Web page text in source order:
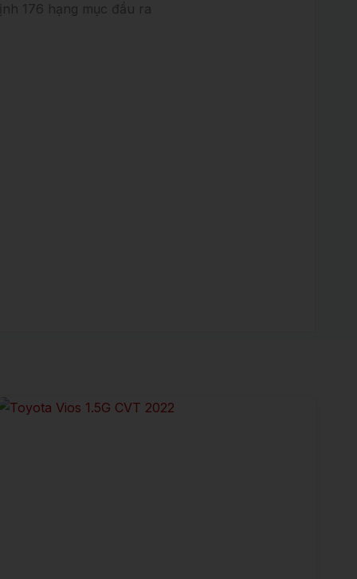
176 hạng mục đầu ra